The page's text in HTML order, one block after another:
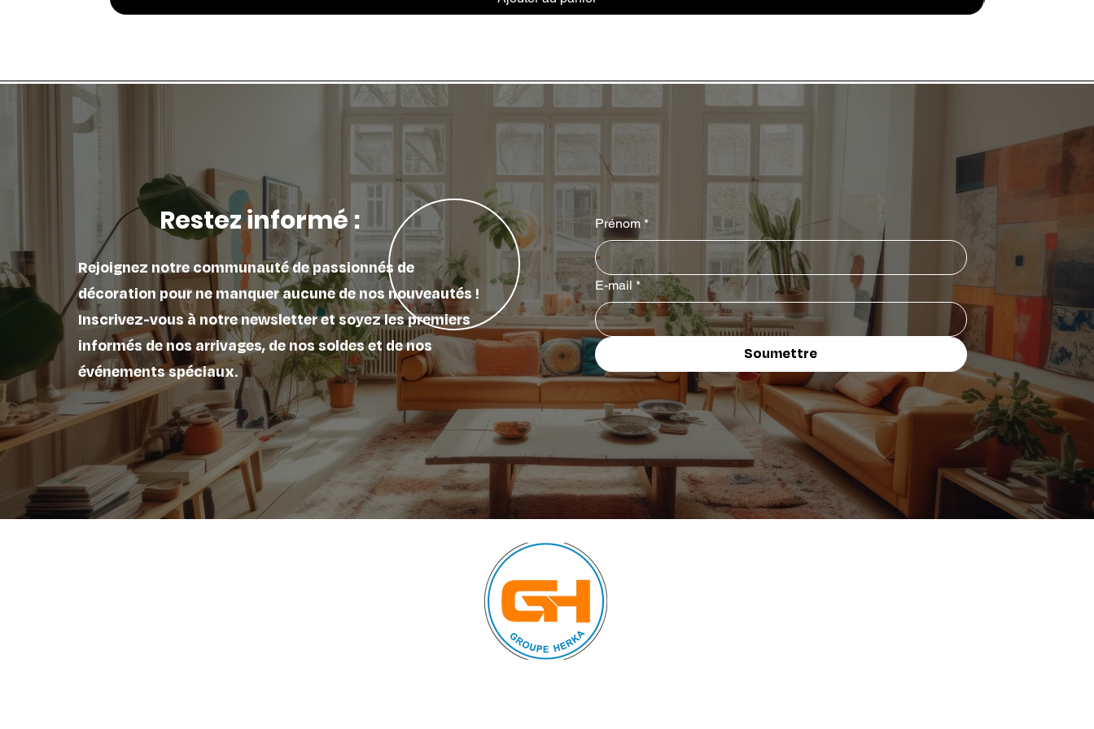
Restez informé :
Rejoignez notre communauté de passionnés de
décoration pour ne manquer aucune de nos nouveautés !
Inscrivez-vous à notre newsletter et soyez les premiers
informés de nos arrivages, de nos soldes et de nos
événements spéciaux.
Prénom *
E-mail *
Soumettre